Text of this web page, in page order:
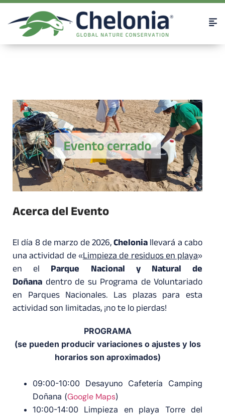
Acerca del Evento
El día 8 de marzo de 2026,Chelonia llevará a cabo
una actividad de «Limpieza de residuos en playa»
en el Parque Nacional y Natural de
Doñana dentro de su Programa de Voluntariado
en Parques Nacionales. Las plazas para esta
actividad son limitadas, ¡no te lo pierdas!
PROGRAMA
(se pueden producir variaciones o ajustes y los
horarios son aproximados)
09:00-10:00 Desayuno Cafetería Camping
Doñana (Google Maps)
10:00-14:00 Limpieza en playa Torre del